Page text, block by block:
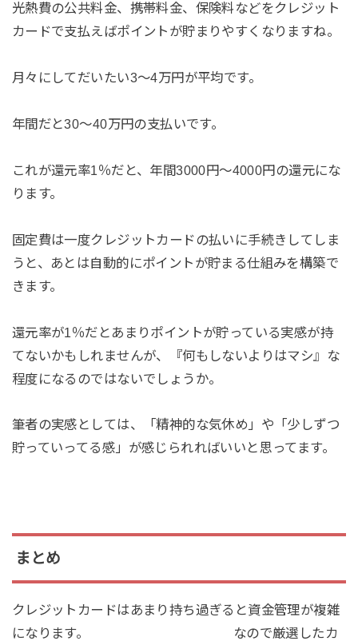
光熱費の公共料金、携帯料金、保険料などをクレジット
カードで支払えばポイントが貯まりやすくなりますね。
月々にしてだいたい3～4万円が平均です。
年間だと30～40万円の支払いです。
これが還元率1％だと、年間3000円～4000円の還元にな
ります。
固定費は一度クレジットカードの払いに手続きしてしま
うと、あとは自動的にポイントが貯まる仕組みを構築で
きます。
還元率が1％だとあまりポイントが貯っている実感が持
てないかもしれませんが、『何もしないよりはマシ』な
程度になるのではないでしょうか。
筆者の実感としては、「精神的な気休め」や「少しずつ
貯っていってる感」が感じられればいいと思ってます。
まとめ
クレジットカードはあまり持ち過ぎると資金管理が複雑
になります。 なので厳選したカ